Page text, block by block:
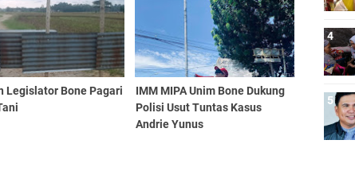
Legislator Bone Pagari
IMM MIPA Unim Bone Dukung
Polisi Usut Tuntas Kasus
Andrie Yunus